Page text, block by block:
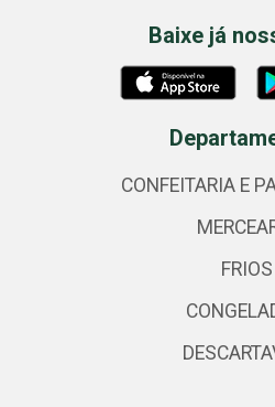
Baixe já
CONFEITARIA E
FRIOS